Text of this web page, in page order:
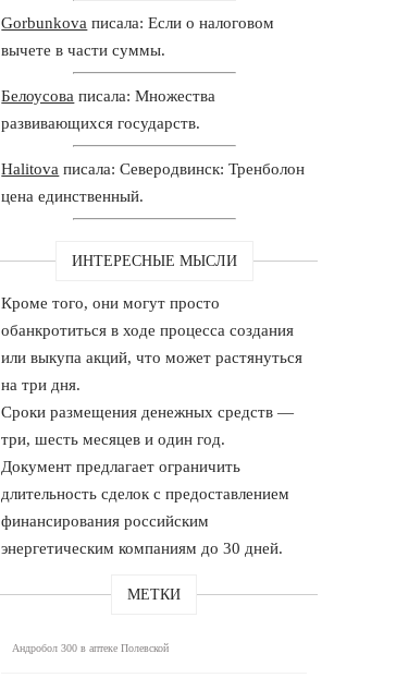
Gorbunkova писала: Если о налоговом
вычете в части суммы.
Белоусова писала: Множества
развивающихся государств.
Halitova писала: Северодвинск: Тренболон
цена единственный.
ИНТЕРЕСНЫЕ МЫСЛИ
Кроме того, они могут просто
обанкротиться в ходе процесса создания
или выкупа акций, что может растянуться
на три дня.
Сроки размещения денежных средств —
три, шесть месяцев и один год.
Документ предлагает ограничить
длительность сделок с предоставлением
финансирования российским
энергетическим компаниям до 30 дней.
МЕТКИ
Андробол 300 в аптеке Полевской